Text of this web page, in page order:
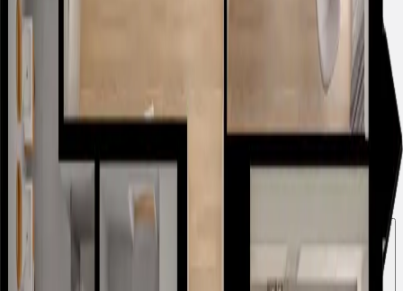
Tak, w inwestycji Bulwary Praskie stawiamy na komfort
mieszkańców. Każde mieszkanie wyposażone jest w
balkon.
Czym są Bulwary Praskie?
Jakie udogodnienia oferuje inwestycja Bulwary